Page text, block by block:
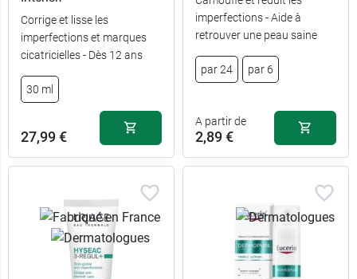
Corrige et lisse les
imperfections et marques
cicatricielles - Dès 12 ans
30 ml
27,99 €
imperfections - Aide à
retrouver une peau saine
par 24 par 6
A partir de
2,89 €